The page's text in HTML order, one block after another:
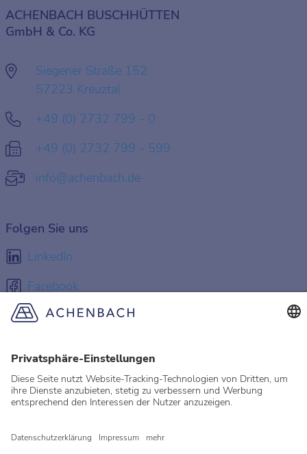
ACHENBACH BUSCHHÜTTEN
GmbH & Co. KG
Siegener Straße 152
57223 Kreuztal
+49 (0) 2732 799 - 0
+49 (0) 2732 799 - 599
info@achenbach.de
Folgen Sie uns
LinkedIn
Facebook
Instagram